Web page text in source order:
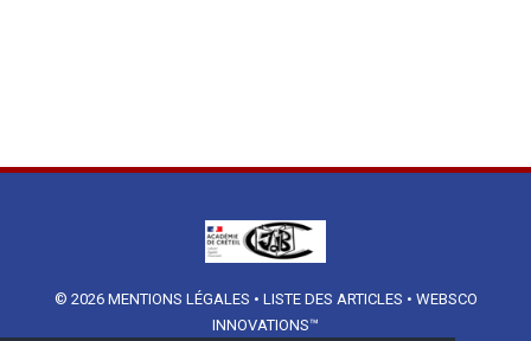
© 2026 MENTIONS LÉGALES • LISTE DES ARTICLES • WEBSCO
INNOVATIONS™